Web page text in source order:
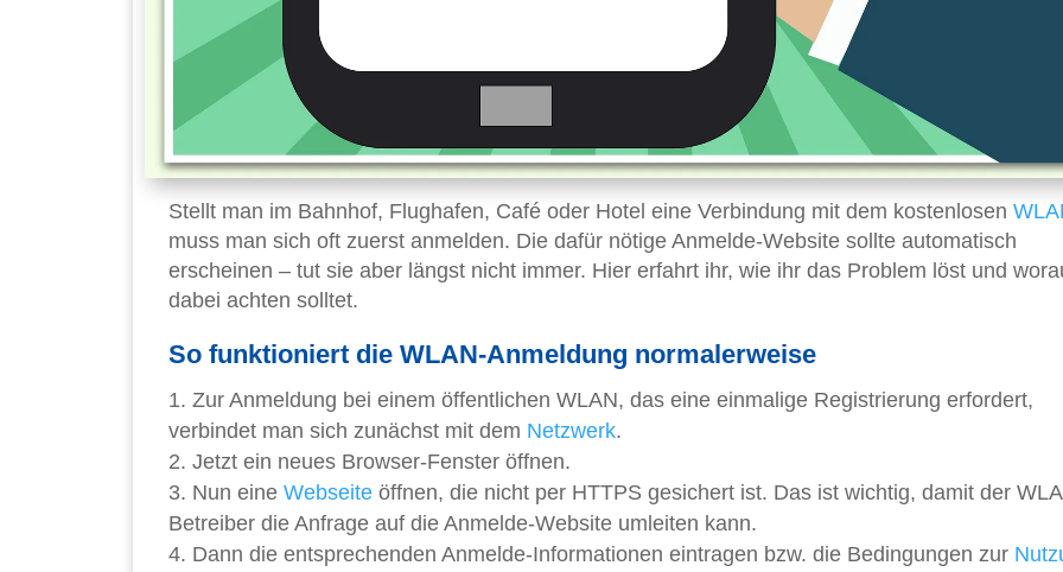
Stellt man im Bahnhof, Flughafen, Café oder Hotel eine Verbindung mit dem kostenlosen
muss man sich oft zuerst anmelden. Die dafür nötige Anmelde-Website sollte automatisch
erscheinen – tut sie aber längst nicht immer. Hier erfahrt ihr, wie ihr das Problem löst und
dabei achten solltet.
So funktioniert die WLAN-Anmeldung normalerweise
Zur Anmeldung bei einem öffentlichen WLAN, das eine einmalige Registrierung erfordert,
verbindet man sich zunächst mit dem Netzwerk.
Jetzt ein neues Browser-Fenster öffnen.
Nun eine Webseite öffnen, die nicht per HTTPS gesichert ist. Das ist wichtig, damit der
Betreiber die Anfrage auf die Anmelde-Website umleiten kann.
Dann die entsprechenden Anmelde-Informationen eintragen bzw. die Bedingungen zur